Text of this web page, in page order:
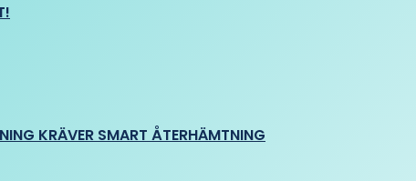
KRÄVER SMART ÅTERHÄMTNING